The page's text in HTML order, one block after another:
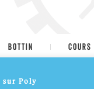
BOTTIN COURS